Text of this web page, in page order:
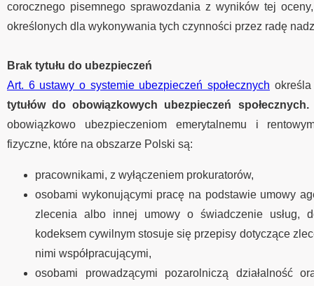
corocznego pisemnego sprawozdania z wyników tej
określonych dla wykonywania tych czynności przez radę
Brak tytułu do ubezpieczeń
Art. 6 ustawy o systemie ubezpieczeń społecznych
tytułów do obowiązkowych ubezpieczeń społecznych.
obowiązkowo ubezpieczeniom emerytalnemu i
fizyczne, które na obszarze Polski są:
pracownikami, z wyłączeniem prokuratorów,
osobami wykonującymi pracę na podstawie umowy
zlecenia albo innej umowy o świadczenie usług,
kodeksem cywilnym stosuje się przepisy dotyczące
nimi współpracującymi,
osobami prowadzącymi pozarolniczą działalność